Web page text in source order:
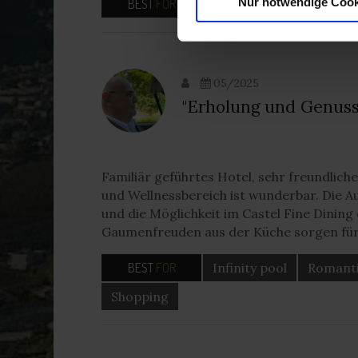
BEST FOR Romantik
05/2025
"Erholung und
Familiär geführtes Hotel, sehr
und Wellnessbereich ist wunderbar. Die
und die Möglichkeit im Castel Fine
Gaumenfreuden aus der Küche sorgen
BEST FOR Infinity pool
Shopping